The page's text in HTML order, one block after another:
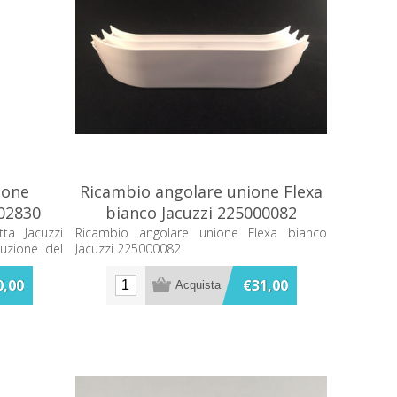
Jacuzzi
del
Ricambio angolare unione Flexa
bianco Jacuzzi 225000082
Ricambio angolare unione Flexa bianco
Jacuzzi 225000082
€31,00